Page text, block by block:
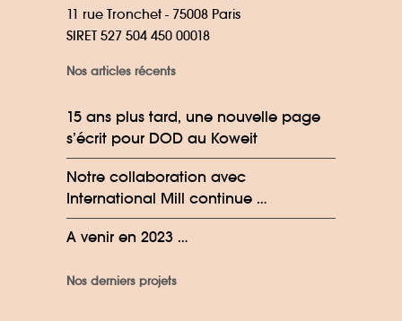
11 rue Tronchet - 75008 Paris
SIRET 527 504 450 00018
Nos articles récents
15 ans plus tard, une nouvelle page
s’écrit pour DOD au Koweit
Notre collaboration avec
International Mill continue …
A venir en 2023 …
Nos derniers projets